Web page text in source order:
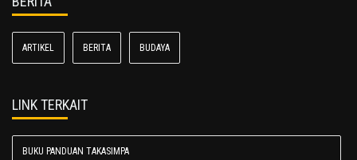
ARTIKEL BERITA BUDAYA
LINK TERKAIT
BUKU PANDUAN TAKASIMPA